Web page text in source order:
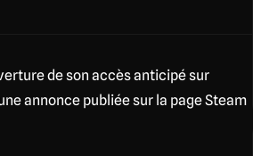
de son accès anticipé sur
annonce publiée sur la page Steam